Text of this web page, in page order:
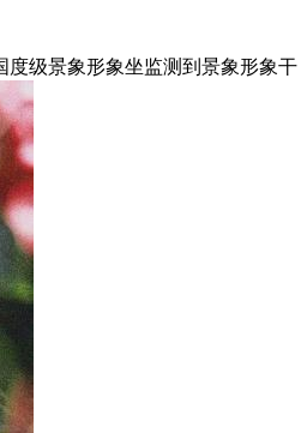
级景象形象坐监测到景象形象干